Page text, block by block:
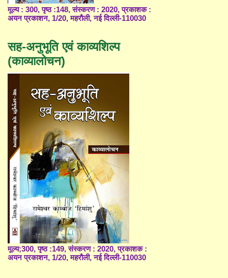
मूल्य : 300, पृष्ठ :148, संस्करण : 2020, प्रकाशक :
अयन प्रकाशन, 1/20, महरौली, नई दिल्ली-110030
सह-अनुभूति एवं काव्यशिल्प
(काव्यालोचन)
मूल्य;300, पृष्ठ :149, संस्करण : 2020, प्रकाशक :
अयन प्रकाशन, 1/20, महरौली, नई दिल्ली-110030